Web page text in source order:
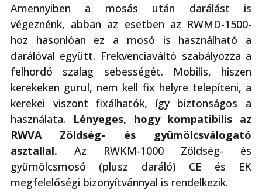
Amennyiben a mosás után darálást is
végeznénk, abban az esetben az RWMD-1500-
hoz hasonlóan ez a mosó is használható a
darálóval együtt. Frekvenciaváltó szabályozza a
felhordó szalag sebességét. Mobilis, hiszen
kerekeken gurul, nem kell fix helyre telepíteni, a
kerekei viszont fixálhatók, így biztonságos a
használata. Lényeges, hogy kompatibilis az
RWVA Zöldség- és gyümölcsválogató
asztallal. Az RWKM-1000 Zöldség- és
gyümölcsmosó (plusz daráló) CE és EK
megfelelőségi bizonyítvánnyal is rendelkezik.